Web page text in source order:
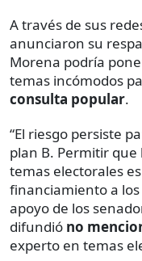
A través de sus
anunciaron su
Morena podría
temas incómodos
consulta popular.
“El riesgo persiste
plan B. Permitir
temas electorales
financiamiento a
apoyo de los
difundió no
experto en temas